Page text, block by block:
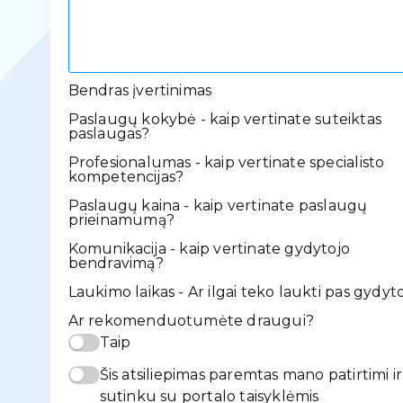
Bendras įvertinimas
Paslaugų kokybė - kaip vertinate suteiktas
paslaugas?
Profesionalumas - kaip vertinate specialisto
kompetencijas?
Paslaugų kaina - kaip vertinate paslaugų
prieinamumą?
Komunikacija - kaip vertinate gydytojo
bendravimą?
Laukimo laikas - Ar ilgai teko laukti pas
Ar rekomenduotumėte draugui?
Taip
Šis atsiliepimas paremtas mano patirtimi ir
sutinku su portalo taisyklėmis